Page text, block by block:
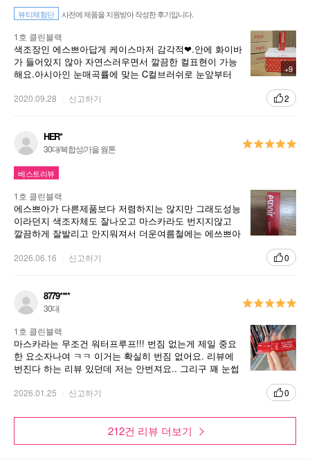
뷰티체험단 사전에 제품을 지원받아 작성한 후기입니다.
+9
1호 클린블랙
색조장인 에스쁘아답게 케이스마저 감각적❤.안에 화이바
가 들어있지 않아 자연스러우면서 깔끔한 컬표현이 가능
해요.아시아인 눈매곡률에 맞는 C컬브러쉬로 눈앞부터
을뿐 아니라,뒤집어서 언더부분에 바르기도 짱👍밀착판
프의 슈퍼프루프로 번짐없는건 물론.경량텍스쳐로 쳐짐
없이 지속되어 좋아요.눈피로감이 덜해 좋았어요.원콧 한
이살아나요.클렌징도 잘되네요.
2020.09.28 신고하기 2
HER*
30대/복합성/가을 웜톤
베스트리뷰
1호 클린블랙
에스쁘아가 다른제품보다 저렴하지는 않지만 그래도성능
이라던지 색조자체도 잘나오고 마스카라도 번지지않고
깔끔하게 잘발리고 안지워져서 더운여름철에는 에쓰쁘아
있어도 유분이나 땀을 흘리게되면 눈밑에 팬데가 생겨 고
땀흘다보니 물에도강한마스카라필요했는데 드디어 찿았
어요
2026.06.16 신고하기 0
8779****
30대
1호 클린블랙
마스카라는 무조건 워터프루프!!! 번짐 없는게 제일 중요
한 요소자나여 ㅋㅋ 이거는 확실히 번짐 없어요. 리뷰에
번진다 하는 리뷰 있던데 저는 안번져요.. 그리구 꽤 눈썹
2026.01.25 신고하기 0
212건 리뷰 더보기